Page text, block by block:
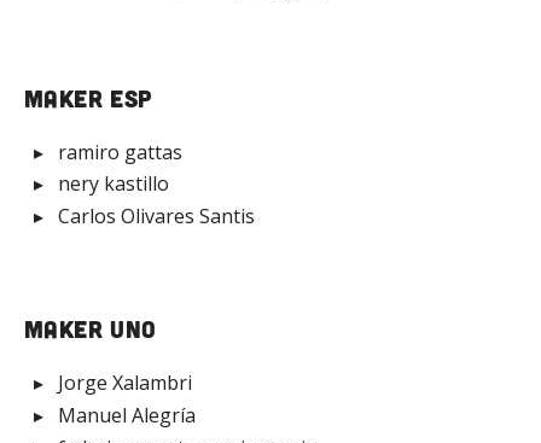
Maker ESP
ramiro gattas
nery kastillo
Carlos Olivares Santis
Maker Uno
Jorge Xalambri
Manuel Alegría